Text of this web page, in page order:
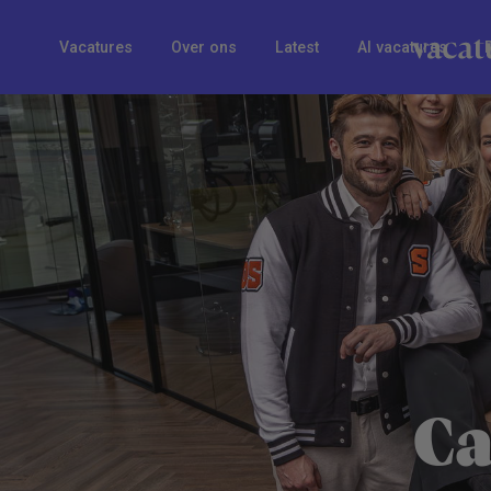
Vacatures Over ons Latest AI vacatures